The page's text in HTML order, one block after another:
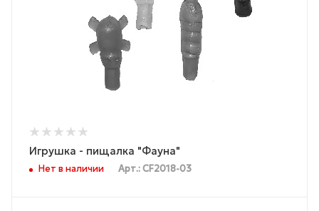
Игрушка - пищалка "Фауна"
Нет в наличии Арт.: CF2018-03